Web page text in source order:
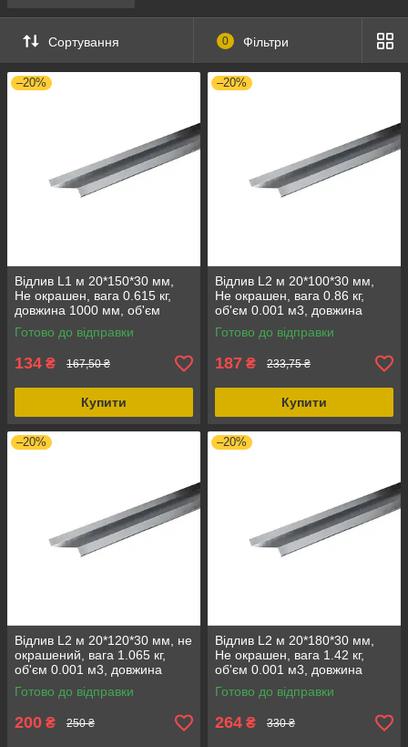
Сортування 0 Фільтри
–20%
Відлив L1 м 20*150*30 мм,
Не окрашен, вага 0.615 кг,
довжина 1000 мм, об'єм
0.001 м3
Готово до відправки
134 ₴ 167,50 ₴
Купити
–20%
Відлив L2 м 20*100*30 мм,
Не окрашен, вага 0.86 кг,
об'єм 0.001 м3, довжина
2000 мм, ширина 100 мм
Готово до відправки
187 ₴ 233,75 ₴
Купити
–20%
Відлив L2 м 20*120*30 мм, не
окрашений, вага 1.065 кг,
об'єм 0.001 м3, довжина
2000 мм, ширина 120 мм
Готово до відправки
200 ₴ 250 ₴
–20%
Відлив L2 м 20*180*30 мм,
Не окрашен, вага 1.42 кг,
об'єм 0.001 м3, довжина
2000 мм, ширина 180 мм
Готово до відправки
264 ₴ 330 ₴